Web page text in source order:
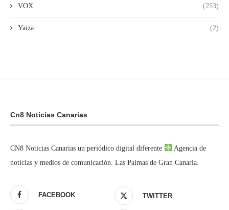
VOX (253)
Yaiza (2)
Cn8 Noticias Canarias
CN8 Noticias Canarias un periódico digital diferente
Agencia de
noticias y medios de comunicación. Las Palmas de Gran Canaria.
FACEBOOK TWITTER